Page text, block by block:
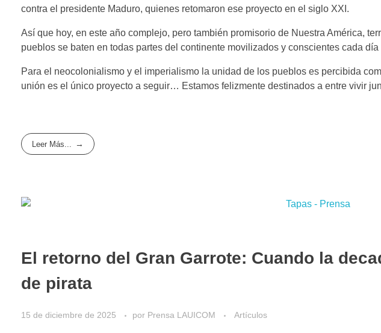
contra el presidente Maduro, quienes retomaron ese proyecto en el siglo XXI.
Así que hoy, en este año complejo, pero también promisorio de Nuestra América,
pueblos se baten en todas partes del continente movilizados y conscientes cada
Para el neocolonialismo y el imperialismo la unidad de los pueblos es percibida
unión es el único proyecto a seguir… Estamos felizmente destinados a entre vivir
Leer Más...
El retorno del Gran Garrote: Cuando la
de pirata
15 de diciembre de 2025 por Prensa LAUICOM Artículos